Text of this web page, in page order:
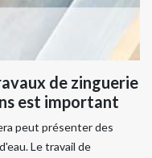
de zinguerie
est important
peut présenter des
Le travail de